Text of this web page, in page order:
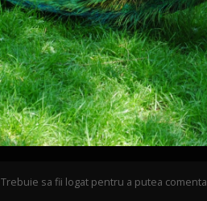
Trebuie sa fii logat pentru a putea comenta